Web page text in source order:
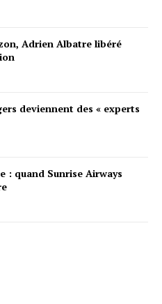
Adrien Albatre libéré
deviennent des « experts
: quand Sunrise Airways